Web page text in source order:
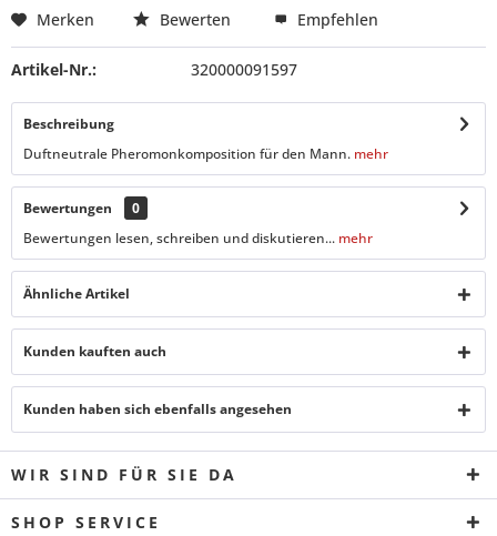
Merken Bewerten Empfehlen
Artikel-Nr.: 320000091597
Beschreibung
Duftneutrale Pheromonkomposition für den Mann. mehr
Bewertungen
0
Bewertungen lesen, schreiben und diskutieren... mehr
Ähnliche Artikel
Kunden kauften auch
Kunden haben sich ebenfalls angesehen
WIR SIND FÜR SIE DA
SHOP SERVICE